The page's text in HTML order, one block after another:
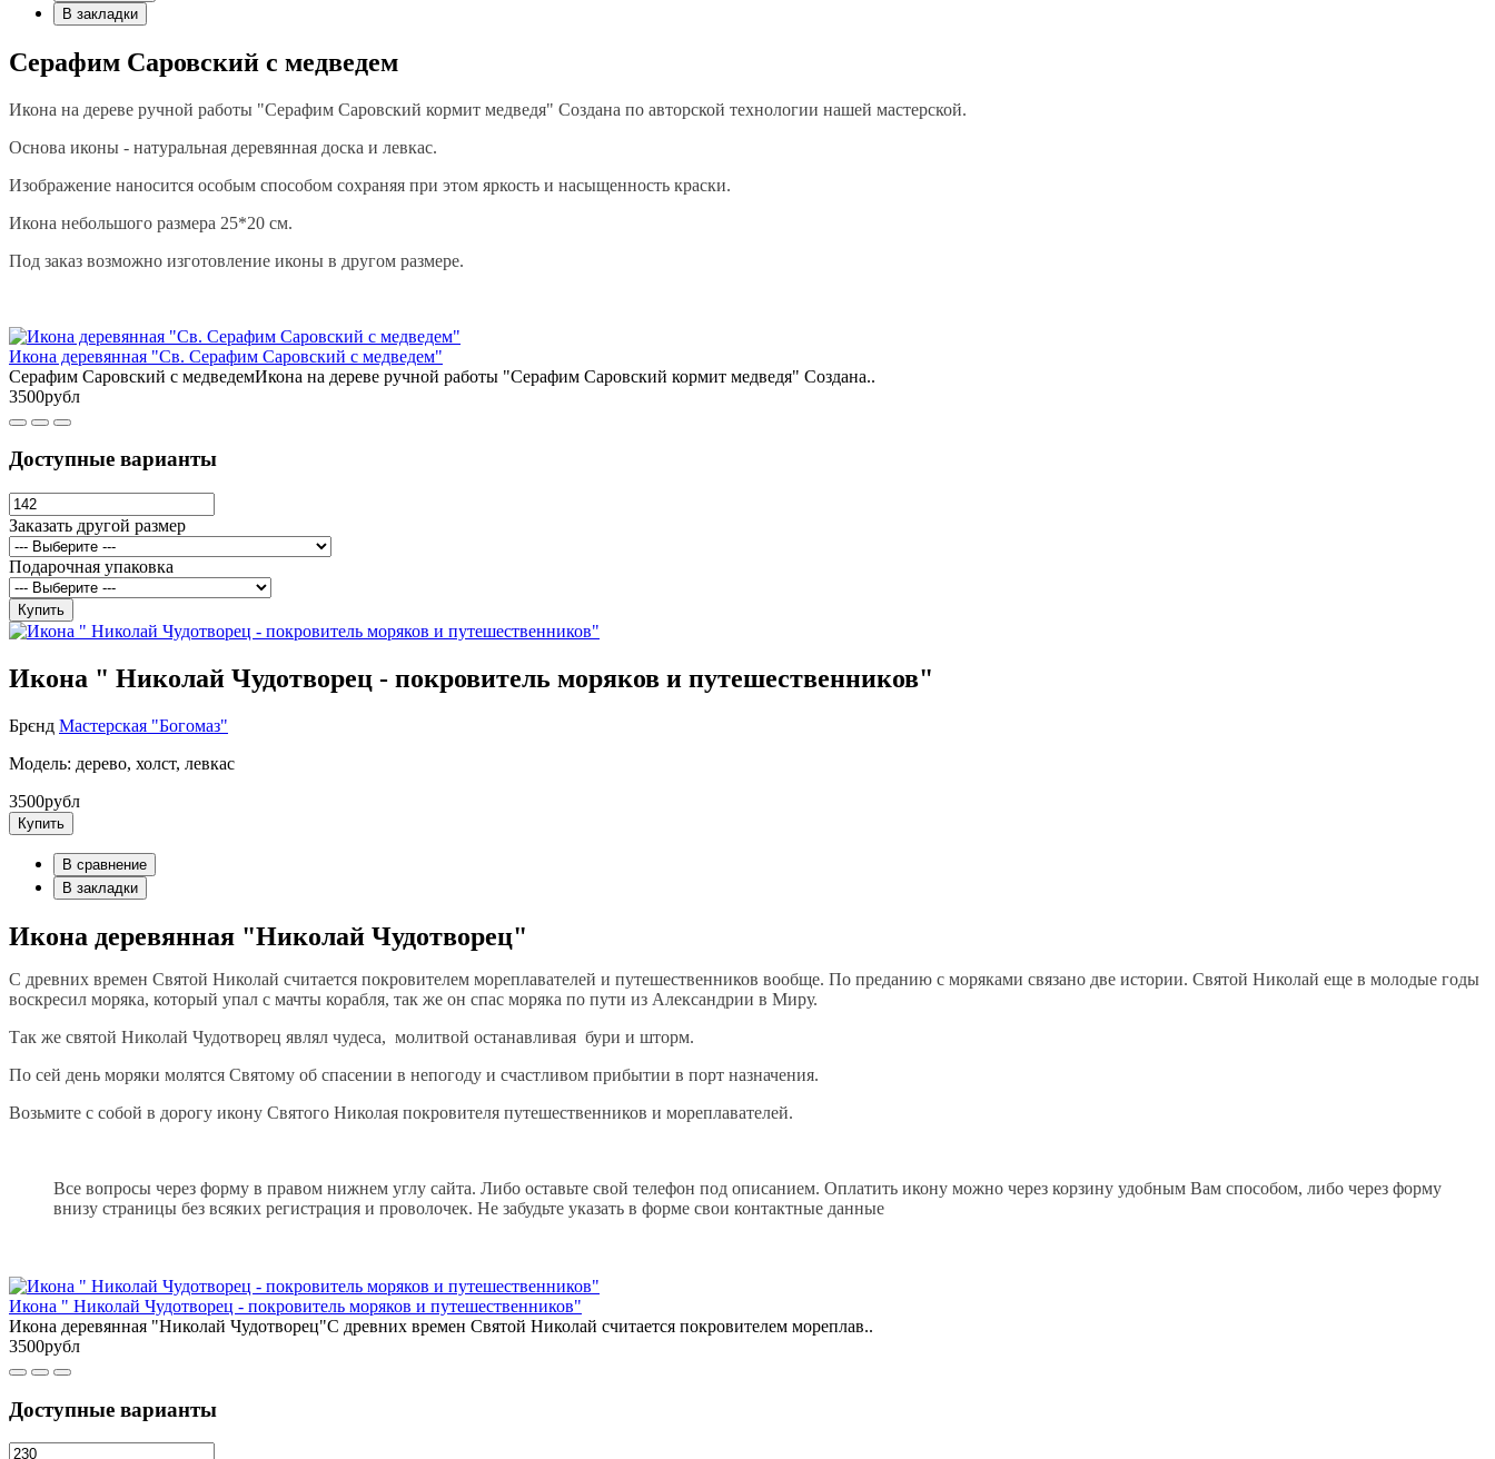
В закладки
Серафим Саровский с медведем
Икона на дереве ручной работы "Серафим Саровский кормит медведя" Создана по авторской технологии нашей мастерской.
Основа иконы - натуральная деревянная доска и левкас.
Изображение наносится особым способом сохраняя при этом яркость и насыщенность краски.
Икона небольшого размера 25*20 см.
Под заказ возможно изготовление иконы в другом размере.
Икона деревянная "Св. Серафим Саровский с медведем"
Серафим Саровский с медведемИкона на дереве ручной работы "Серафим Саровский кормит медведя" Создана..
3500рубл
Доступные варианты
Заказать другой размер
Подарочная упаковка
Купить
Икона " Николай Чудотворец - покровитель моряков и путешественников"
Брєнд Мастерская "Богомаз"
Модель: дерево, холст, левкас
3500рубл
Купить
В сравнение
В закладки
Икона деревянная "Николай Чудотворец"
С древних времен Святой Николай считается покровителем мореплавателей и путешественников вообще. По преданию с моряками связано две истории. Святой Николай еще в молодые годы
воскресил моряка, который упал с мачты корабля, так же он спас моряка по пути из Александрии в Миру.
Так же святой Николай Чудотворец являл чудеса, молитвой останавливая бури и шторм.
По сей день моряки молятся Святому об спасении в непогоду и счастливом прибытии в порт назначения.
Возьмите с собой в дорогу икону Святого Николая покровителя путешественников и мореплавателей.
Все вопросы через форму в правом нижнем углу сайта. Либо оставьте свой телефон под описанием. Оплатить икону можно через корзину удобным Вам способом, либо через форму
внизу страницы без всяких регистрация и проволочек. Не забудьте указать в форме свои контактные данные
Икона " Николай Чудотворец - покровитель моряков и путешественников"
Икона деревянная "Николай Чудотворец"С древних времен Святой Николай считается покровителем мореплав..
3500рубл
Доступные варианты